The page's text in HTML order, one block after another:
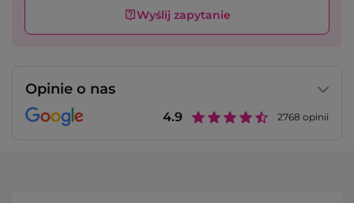
Wyślij zapytanie
Opinie o nas
4.9 2768 opinii